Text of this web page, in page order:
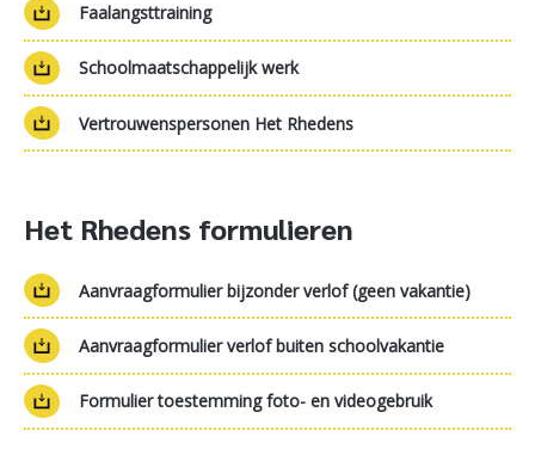
Faalangsttraining
Schoolmaatschappelijk werk
Vertrouwenspersonen Het Rhedens
Het Rhedens formulieren
Aanvraagformulier bijzonder verlof (geen vakantie)
Aanvraagformulier verlof buiten schoolvakantie
Formulier toestemming foto- en videogebruik